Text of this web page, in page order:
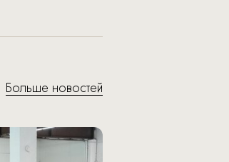
Больше новостей